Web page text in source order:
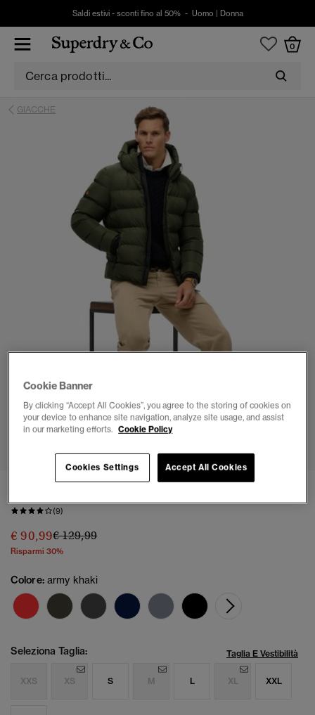
Saldi estivi - sconti fino al 50% - Uomo Donna
0
GIACCHE
1 2 3
(9)
€ 90,99Prezzo ridotto da
€ 129,99a
Risparmi 30%
Colore: army khaki
Seleziona Taglia: Taglia E Vestibilità
XXS XS S M L XL XXL
Cookie Banner
By clicking “Accept All Cookies”, you agree to the storing of cookies on
your device to enhance site navigation, analyze site usage, and assist
in our marketing efforts. Cookie Policy
Cookies Settings Accept All Cookies